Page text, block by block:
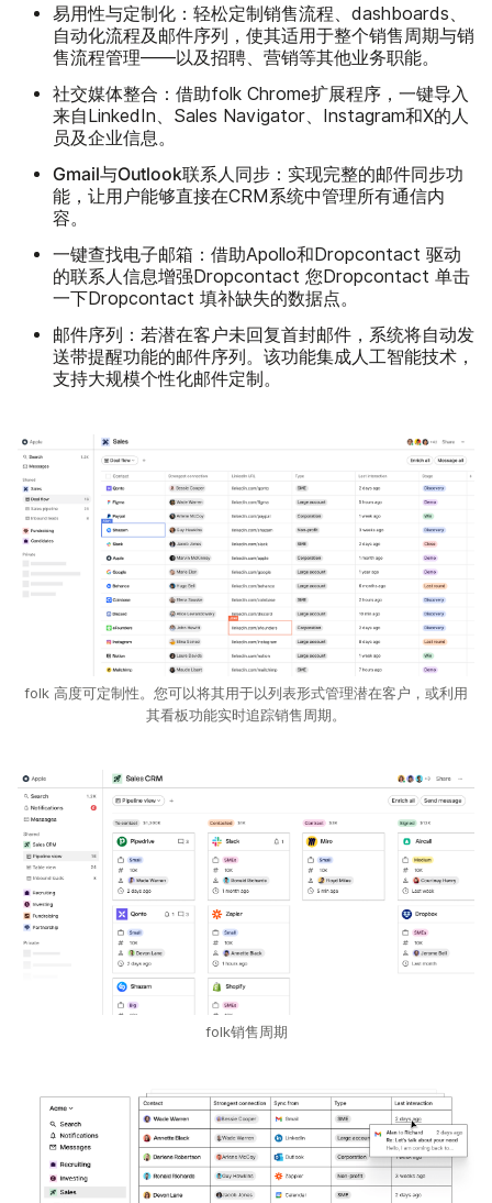
易用性与定制化： 轻松定制销售流程、dashboards、
自动化流程及邮件序列，使其适用于整个销售周期与销
售流程管理——以及招聘、营销等其他业务职能。
社交媒体整合： 借助folk Chrome扩展程序，一键导入
来自LinkedIn、Sales Navigator、Instagram和X的人
员及企业信息。
Gmail与Outlook联系人同步： 实现完整的邮件同步功
能，让用户能够直接在CRM系统中管理所有通信内
容。
一键查找电子邮箱： 借助Apollo和Dropcontact 驱动
的联系人信息增强Dropcontact 您Dropcontact 单击
一下Dropcontact 填补缺失的数据点。
邮件序列： 若潜在客户未回复首封邮件，系统将自动发
送带提醒功能的邮件序列。该功能集成人工智能技术，
支持大规模个性化邮件定制。
folk 高度可定制性。您可以将其用于以列表形式管理潜在客户，或利用
其看板功能实时追踪销售周期。
folk销售周期